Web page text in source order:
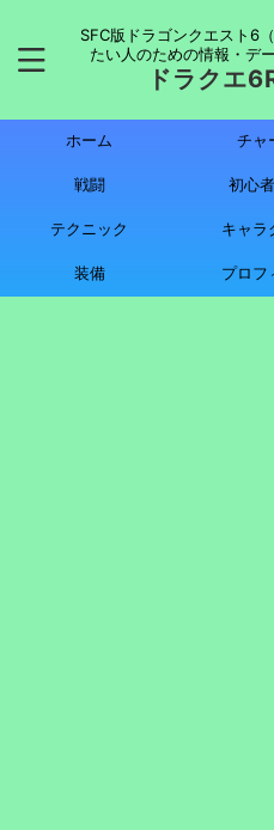
SFC版ドラゴンクエスト6
たい人のための情報・デ
ドラクエ
ホーム チャ
戦闘 初心
テクニック キャラ
装備 プロフ